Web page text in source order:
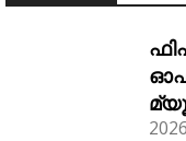
ഓഫ്